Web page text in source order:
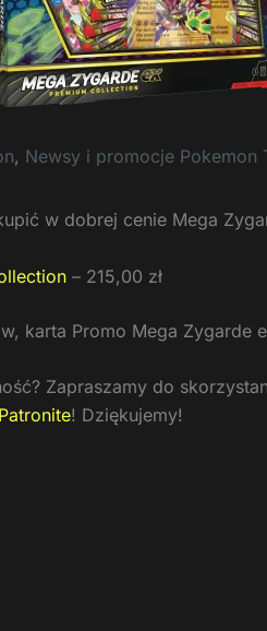
, Newsy i promocje Pokemon
w dobrej cenie Mega
– 215,00 zł
karta Promo Mega Zygarde
Zapraszamy do
Patronite! Dziękujemy!